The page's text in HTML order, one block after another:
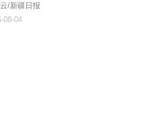
/新疆日报
08-04